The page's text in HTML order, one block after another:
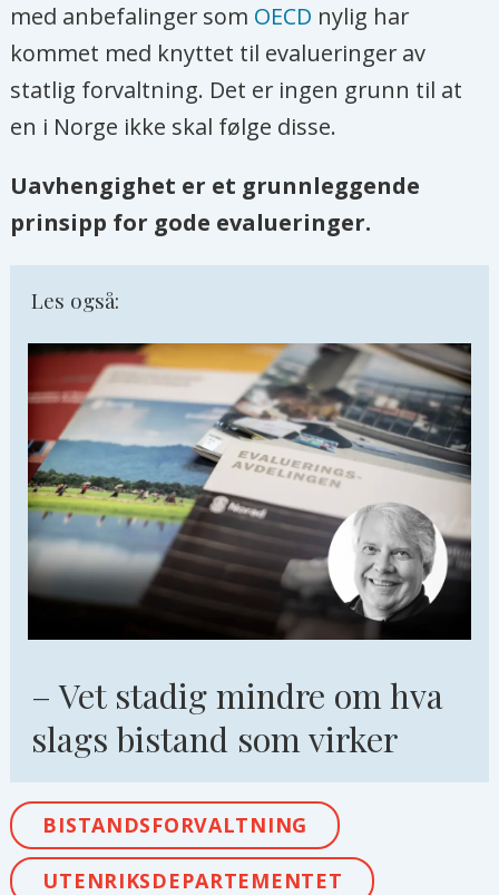
med anbefalinger som OECD nylig har
kommet med knyttet til evalueringer av
statlig forvaltning. Det er ingen grunn til at
en i Norge ikke skal følge disse.
Uavhengighet er et grunnleggende
prinsipp for gode evalueringer.
Les også:
– Vet stadig mindre om hva
slags bistand som virker
BISTANDSFORVALTNING
UTENRIKSDEPARTEMENTET